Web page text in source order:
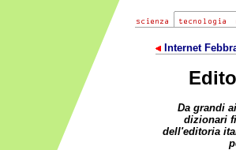
Internet
Da grandi
dizionari
dell'editoria